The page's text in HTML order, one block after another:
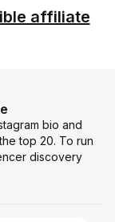
affiliate
bio and
top 20. To run
discovery